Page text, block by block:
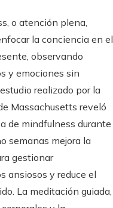
o atención plena,
la conciencia en el
observando
y emociones sin
realizado por la
Massachusetts reveló
de mindfulness durante
semanas mejora la
gestionar
ansiosos y reduce el
La meditación guiada,